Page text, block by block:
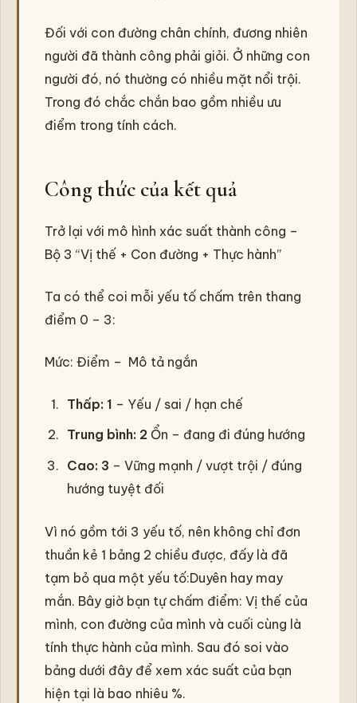
Đối với con đường chân chính, đương nhiên
người đã thành công phải giỏi. Ở những con
người đó, nó thường có nhiều mặt nổi trội.
Trong đó chắc chắn bao gồm nhiều ưu
điểm trong tính cách.
Công thức của kết quả
Trở lại với mô hình xác suất thành công –
Bộ 3 “Vị thế + Con đường + Thực hành”
Ta có thể coi mỗi yếu tố chấm trên thang
điểm 0 – 3:
Mức: Điểm – Mô tả ngắn
Thấp: 1 – Yếu / sai / hạn chế
Trung bình: 2 Ổn – đang đi đúng hướng
Cao: 3 – Vững mạnh / vượt trội / đúng
hướng tuyệt đối
Vì nó gồm tới 3 yếu tố, nên không chỉ đơn
thuần kẻ 1 bảng 2 chiều được, đấy là đã
tạm bỏ qua một yếu tố:Duyên hay may
mắn. Bây giờ bạn tự chấm điểm: Vị thế của
mình, con đường của mình và cuối cùng là
tính thực hành của mình. Sau đó soi vào
bảng dưới đây để xem xác suất của bạn
hiện tại là bao nhiêu %.